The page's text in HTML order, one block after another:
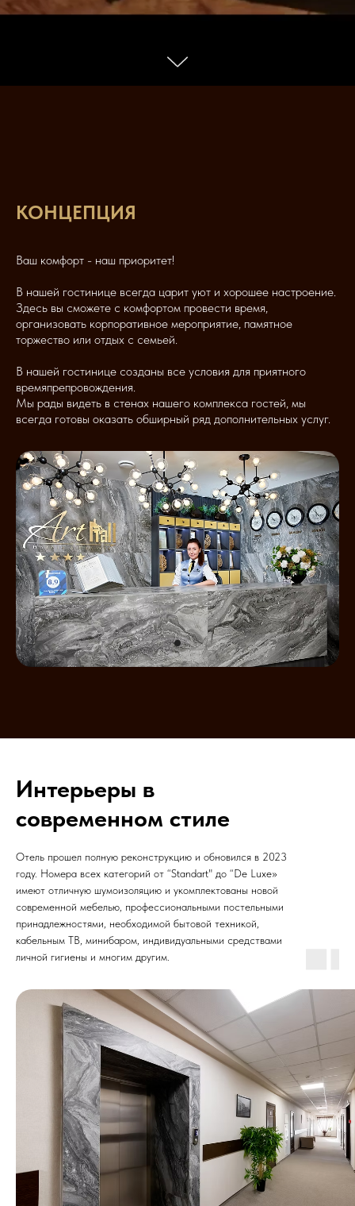
КОНЦЕПЦИЯ
Ваш комфорт - наш приоритет!
В нашей гостинице всегда царит уют и хорошее настроение.
Здесь вы сможете с комфортом провести время,
организовать корпоративное мероприятие, памятное
торжество или отдых с семьей.
В нашей гостинице созданы все условия для приятного
времяпрепровождения.
Мы рады видеть в стенах нашего комплекса гостей, мы
всегда готовы оказать обширный ряд дополнительных услуг.
Интерьеры в
современном стиле
Отель прошел полную реконструкцию и обновился в 2023
году. Номера всех категорий от “Standart" до “De Luxe»
имеют отличную шумоизоляцию и укомплектованы новой
современной мебелью, профессиональными постельными
принадлежностями, необходимой бытовой техникой,
кабельным ТВ, минибаром, индивидуальными средствами
личной гигиены и многим другим.